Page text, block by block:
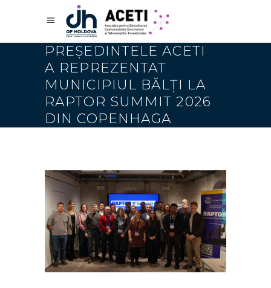
PREȘEDINTELE ACETI
A REPREZENTAT
MUNICIPIUL BĂLȚI LA
RAPTOR SUMMIT 2026
DIN COPENHAGA